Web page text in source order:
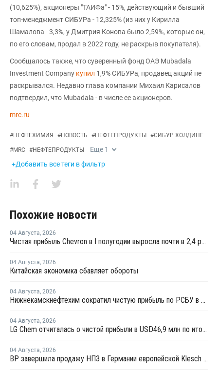
(10,625%), акционеры "ТАИФа" - 15%, действующий и бывший
топ-менеджмент СИБУРа - 12,325% (из них у Кирилла
Шамалова - 3,3%, у Дмитрия Конова было 2,59%, которые он,
по его словам, продал в 2022 году, не раскрыв покупателя).
Сообщалось также, что суверенный фонд ОАЭ Mubadala
Investment Company купил 1,9% СИБУРа, продавец акций не
раскрывался. Недавно глава компании Михаил Карисалов
подтвердил, что Mubadala - в числе ее акционеров.
mrc.ru
#НЕФТЕХИМИЯ #НОВОСТЬ #НЕФТЕПРОДУКТЫ #СИБУР ХОЛДИНГ
#MRC #НЕФТЕПРОДУКТЫ Еще 1
+Добавить все теги в фильтр
Похожие новости
04 Августа, 2026
Чистая прибыль Chevron в I полугодии выросла почти в 2,4 раза
04 Августа, 2026
Китайская экономика сбавляет обороты
04 Августа, 2026
Нижнекамскнефтехим сократил чистую прибыль по РСБУ в 15 раз в первом полугодии
04 Августа, 2026
LG Chem отчиталась о чистой прибыли в USD46,9 млн по итогам второго квартала 2026 года
04 Августа, 2026
BP завершила продажу НПЗ в Германии европейской Klesch Group